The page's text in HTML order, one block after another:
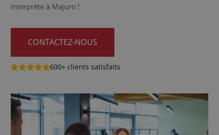
interprète à Majuro !
CONTACTEZ-NOUS
600+ clients satisfaits